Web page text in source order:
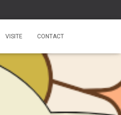
VISITE CONTACT